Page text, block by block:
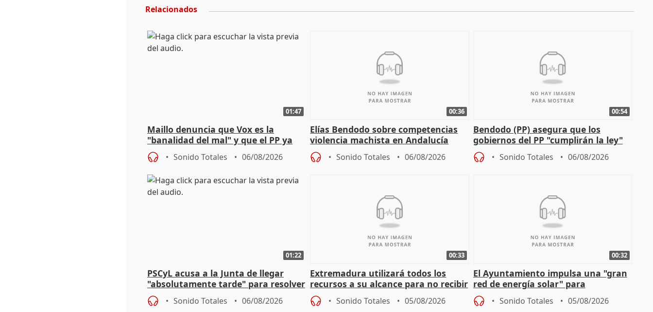
Relacionados
01:47
Maillo denuncia que Vox es la
"banalidad del mal" y que el PP ya
asume todas sus tesis
Sonido Totales 06/08/2026
00:36
Elías Bendodo sobre competencias
violencia machista en Andalucía
Sonido Totales 06/08/2026
00:54
Bendodo (PP) asegura que los
gobiernos del PP "cumplirán la ley"
sobre los menores migrantes
Sonido Totales 06/08/2026
01:22
PSCyL acusa a la Junta de llegar
"absolutamente tarde" para resolver
problemas como Newcastle
Sonido Totales 06/08/2026
00:33
Extremadura utilizará todos los
recursos a su alcance para no recibir
más menores migrantes
Sonido Totales 05/08/2026
00:32
El Ayuntamiento impulsa una "gran
red de energía solar" para
autoconsumo
Sonido Totales 05/08/2026